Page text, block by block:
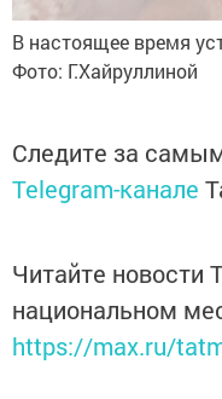
В настоящее время
Фото: Г.Хайруллиной
Следите за
Telegram-канале
Читайте новости
национальном
https://max.ru/